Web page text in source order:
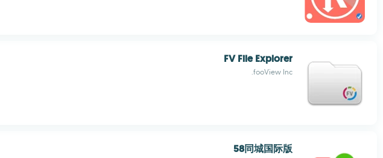
FV File Explorer
fooView Inc.
58同城国际版